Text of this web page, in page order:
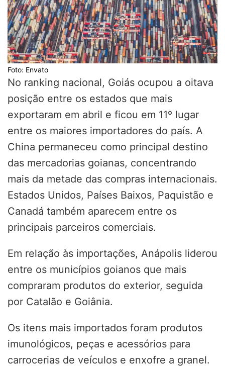
Foto: Envato
No ranking nacional, Goiás ocupou a oitava
posição entre os estados que mais
exportaram em abril e ficou em 11º lugar
entre os maiores importadores do país. A
China permaneceu como principal destino
das mercadorias goianas, concentrando
mais da metade das compras internacionais.
Estados Unidos, Países Baixos, Paquistão e
Canadá também aparecem entre os
principais parceiros comerciais.
Em relação às importações, Anápolis liderou
entre os municípios goianos que mais
compraram produtos do exterior, seguida
por Catalão e Goiânia.
Os itens mais importados foram produtos
imunológicos, peças e acessórios para
carrocerias de veículos e enxofre a granel.